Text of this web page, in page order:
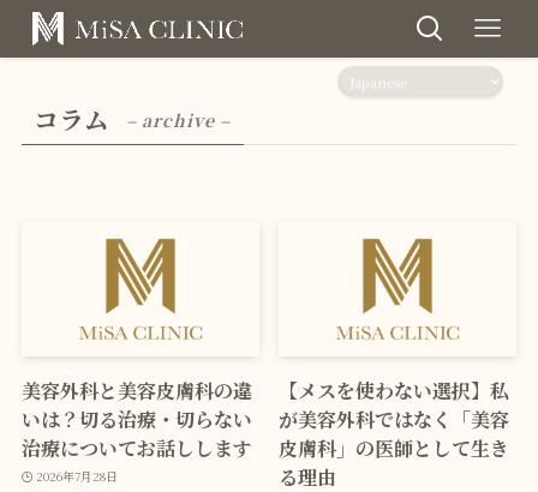
コラム – archive –
美容外科と美容皮膚科の違
いは？切る治療・切らない
治療についてお話しします
2026年7月28日
【メスを使わない選択】私
が美容外科ではなく「美容
皮膚科」の医師として生き
る理由